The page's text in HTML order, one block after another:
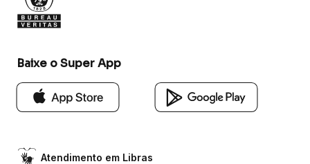
Baixe o Super App
Atendimento em Libras